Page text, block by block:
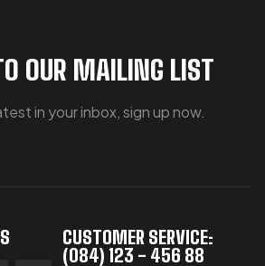
OUR MAILING LIST
in your inbox, sign up now.
CUSTOMER SERVICE:
(084) 123 - 456 88